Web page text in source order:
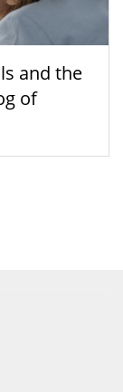
and the
of